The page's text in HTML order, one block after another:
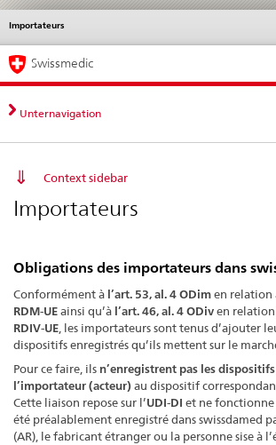
Navigation
directe:
actualités,
bases
contact
Actualités & Mises à
normes
Importateurs
Service
Navigation
Swissmedic
Unternavigation
Context sidebar
Importateurs
Obligations des importateurs dans
Conformément à l’art. 53, al. 4 ODimen relation
RDM-UEainsi qu’à l’art. 46, al. 4 ODiven relation
RDIV-UE , les importateurs sont tenus d’ajouter
dispositifs enregistrés qu’ils mettent sur le
Pour ce faire, ils n’enregistrent pas les dispositifs
l’importateur (acteur) au dispositif
Cette liaison repose sur l’UDI-DI et ne
été préalablement enregistré dans swissdamed
(AR), le fabricant étranger ou la personne sise à